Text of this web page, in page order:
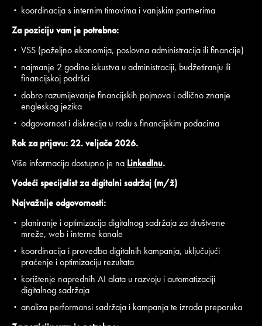
koordinacija s internim timovima i vanjskim partnerima
Za poziciju vam je potrebno:
VSS (poželjno ekonomija, poslovna administracija ili financije)
najmanje 2 godine iskustva u administraciji, budžetiranju ili
financijskoj podršci
dobro razumijevanje financijskih pojmova i odlično znanje
engleskog jezika
odgovornost i diskrecija u radu s financijskim podacima
Rok za prijavu:22. veljače 2026.
Više informacijadostupno je na LinkedInu.
Vodeći specijalist za digitalni sadržaj (m/ž)
Najvažnije odgovornosti:
planiranje i optimizacija digitalnog sadržaja za društvene
mreže, web i interne kanale
koordinacija i provedba digitalnih kampanja, uključujući
praćenje i optimizaciju rezultata
korištenje naprednih AI alata u razvoju i automatizaciji
digitalnog sadržaja
analiza performansi sadržaja i kampanja te izrada preporuka